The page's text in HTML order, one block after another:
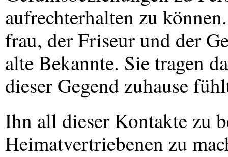
aufrechterhalten zu
frau, der Friseur und der
alte Bekannte. Sie tragen
dieser Gegend zuhause
Ihn all dieser Kontakte zu
Heimatvertriebenen zu